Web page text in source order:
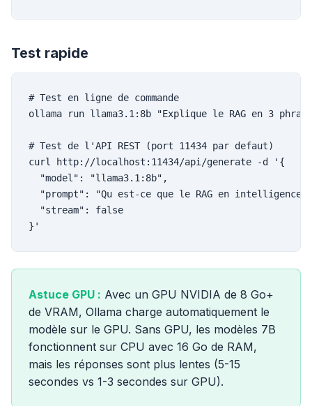
Test rapide
# Test en ligne de commande
ollama run llama3.1:8b "Explique le RAG en 3
# Test de l'API REST (port 11434 par defaut)
curl http://localhost:11434/api/generate -d '{
  "model": "llama3.1:8b",
"prompt": "Qu est-ce que le RAG en intelligence
  "stream": false
}'
Astuce GPU : Avec un GPU NVIDIA de 8 Go+
de VRAM, Ollama charge automatiquement le
modèle sur le GPU. Sans GPU, les modèles 7B
fonctionnent sur CPU avec 16 Go de RAM,
mais les réponses sont plus lentes (5-15
secondes vs 1-3 secondes sur GPU).